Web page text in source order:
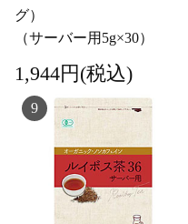
グ）
（サーバー用5g×30）
1,944円(税込)
9